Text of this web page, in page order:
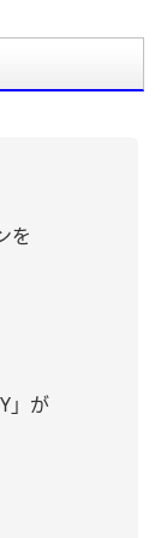
を
」が